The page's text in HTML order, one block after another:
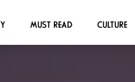
MUST READ CULTURE